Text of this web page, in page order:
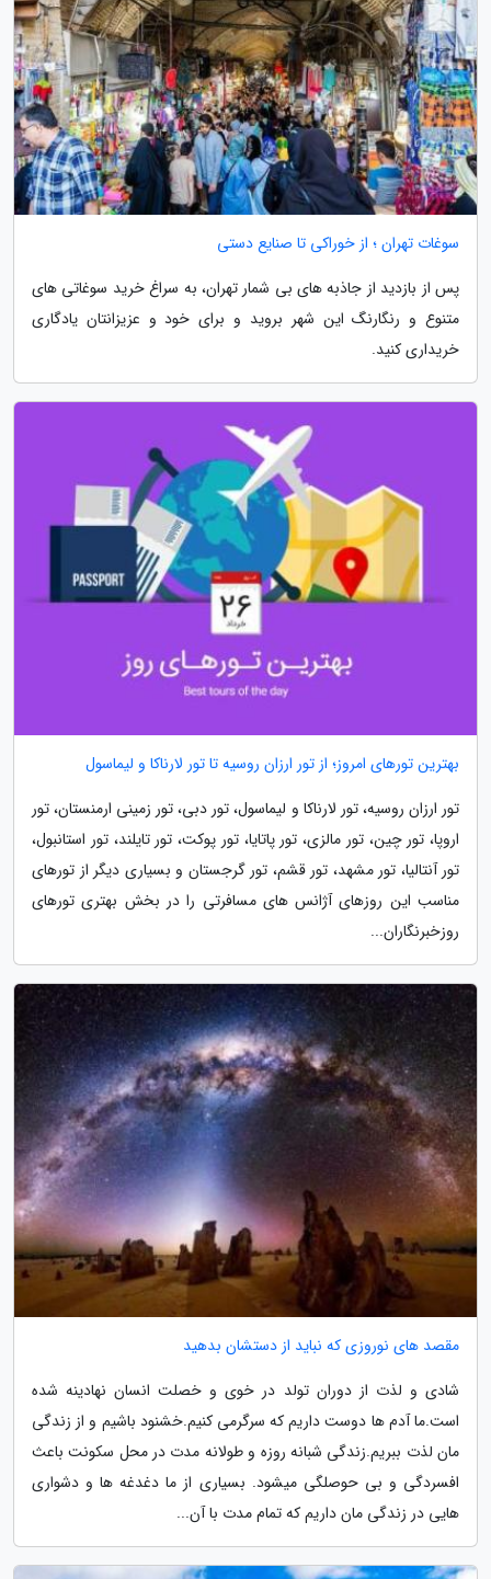
سوغات تهران ؛ از خوراکی تا صنایع دستی
پس از بازدید از جاذبه های بی شمار تهران، به سراغ خرید سوغاتی های
متنوع و رنگارنگ این شهر بروید و برای خود و عزیزانتان یادگاری
خریداری کنید.
بهترین تورهای امروز؛ از تور ارزان روسیه تا تور لارناکا و لیماسول
تور ارزان روسیه، تور لارناکا و لیماسول، تور دبی، تور زمینی ارمنستان، تور
اروپا، تور چین، تور مالزی، تور پاتایا، تور پوکت، تور تایلند، تور استانبول،
تور آنتالیا، تور مشهد، تور قشم، تور گرجستان و بسیاری دیگر از تورهای
مناسب این روزهای آژانس های مسافرتی را در بخش بهتری تورهای
روزخبرنگاران...
مقصد های نوروزی که نباید از دستشان بدهید
شادی و لذت از دوران تولد در خوی و خصلت انسان نهادینه شده
است.ما آدم ها دوست داریم که سرگرمی کنیم.خشنود باشیم و از زندگی
مان لذت ببریم.زندگی شبانه روزه و طولانه مدت در محل سکونت باعث
افسردگی و بی حوصلگی میشود. بسیاری از ما دغدغه ها و دشواری
هایی در زندگی مان داریم که تمام مدت با آن...